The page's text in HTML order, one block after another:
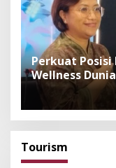
Perkuat Posisi
Wellness
Exhibitor
Tourism